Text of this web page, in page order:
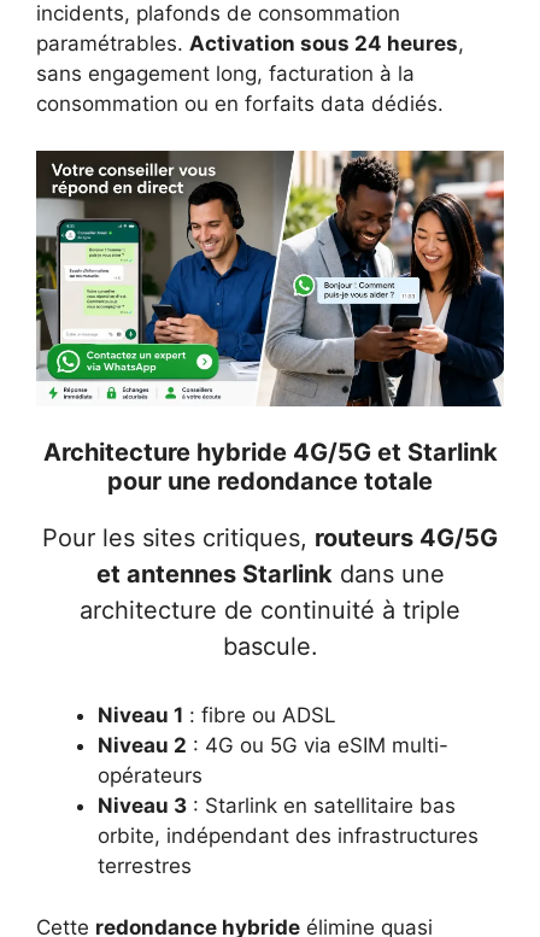
incidents, plafonds de consommation
paramétrables. Activation sous 24 heures,
sans engagement long, facturation à la
consommation ou en forfaits data dédiés.
Architecture hybride 4G/5G et Starlink
pour une redondance totale
Pour les sites critiques, routeurs 4G/5G
et antennes Starlinkdans une
architecture de continuité à triple
bascule.
Niveau 1 : fibre ou ADSL
Niveau 2 : 4G ou 5G via eSIM multi-
opérateurs
Niveau 3 : Starlink en satellitaire bas
orbite, indépendant des infrastructures
terrestres
Cette redondance hybride élimine quasi